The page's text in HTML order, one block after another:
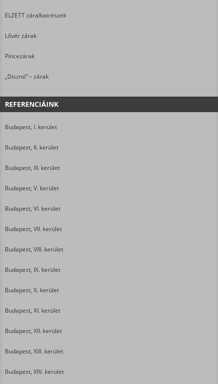
ELZETT záralkatrészek
Lővér zárak
Pincezárak
„Disznó” – zárak
REFERENCIÁINK
Budapest, I. kerület
Budapest, II. kerület
Budapest, III. kerület
Budapest, V. kerület
Budapest, VI. kerület
Budapest, VII. kerület
Budapest, VIII. kerület
Budapest, IX. kerület
Budapest, X. kerület
Budapest, XI. kerület
Budapest, XII. kerület
Budapest, XIII. kerület
Budapest, XIV. kerület